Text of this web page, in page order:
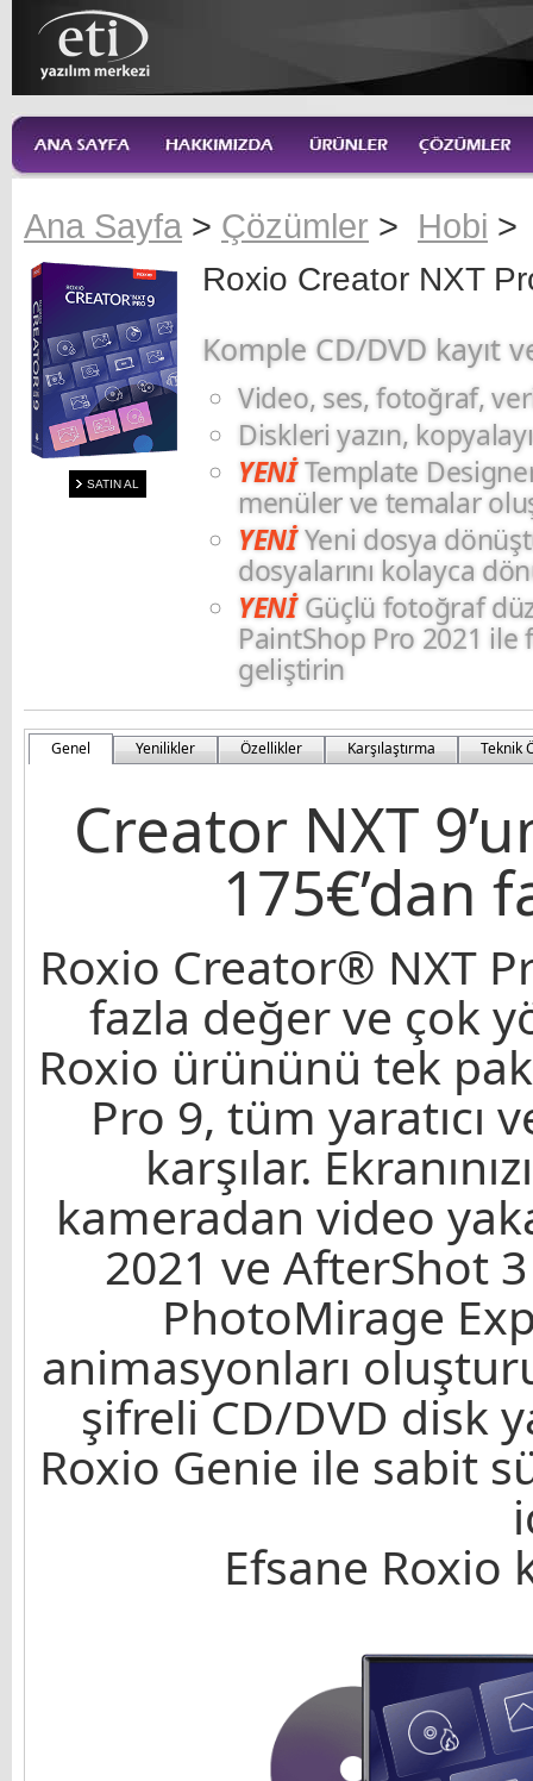
Ana Sayfa > Çözümler > Hobi >
SATIN AL
Roxio Creator NXT
Komple CD/DVD kayıt
Video, ses, fotoğraf,
Diskleri yazın,
YENİTemplate
menüler ve temalar
YENİYeni dosya
dosyalarını kolayca
YENİGüçlü fotoğraf
PaintShop Pro 2021
geliştirin
Genel Yenilikler Özellikler Karşılaştırma Teknik
Creator NXT
175€’dan
Roxio Creator® NXT
fazla değer ve çok
Roxio ürününü tek
Pro 9, tüm yaratıcı
karşılar.
kameradan video
2021 ve AfterShot
PhotoMirage
animasyonları
şifreli CD/DVD disk
Roxio Genie ile sabit
Efsane Roxio